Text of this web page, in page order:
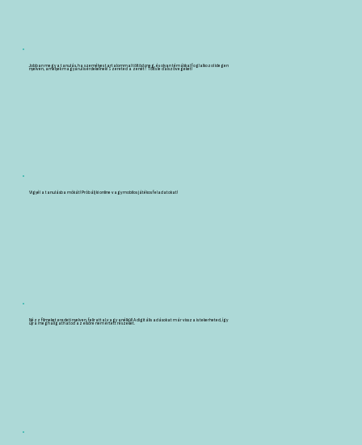
Vigyél a tanulásba mókát! Próbálj ki online vagy mobilos játékos feladatokat!
Jobban megy a tanulás, ha személyes tartalommal töltöd meg, és olyan témákkal foglalkozol idegen
nyelven, amelyek magyarul is érdekelnek! Szereted a zenét? Tölts le dalszövegeket!
Nézz filmeket eredeti nyelven, felirattal vagy anélkül! A digitális adásokat már vissza is tekerheted, így
újra meghallgathatod az elsőre nem értett részeket.